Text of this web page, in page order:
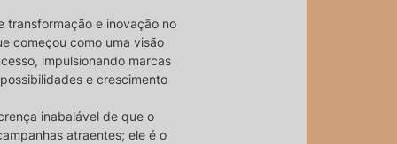
transformação e inovação no
começou como uma visão
impulsionando marcas
e crescimento
inabalável de que o
atraentes; ele é o